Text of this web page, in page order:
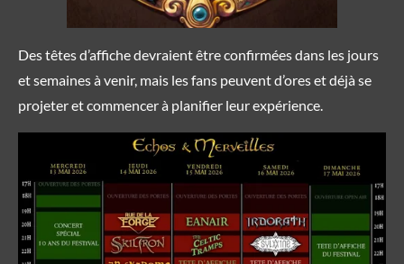
Des têtes d’affiche devraient être confirmées dans les jours
et semaines à venir, mais les fans peuvent d’ores et déjà se
projeter et commencer à planifier leur expérience.